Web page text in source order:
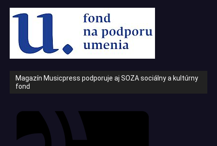
Magazín Musicpress podporuje aj SOZA sociálny a kultúrny
fond